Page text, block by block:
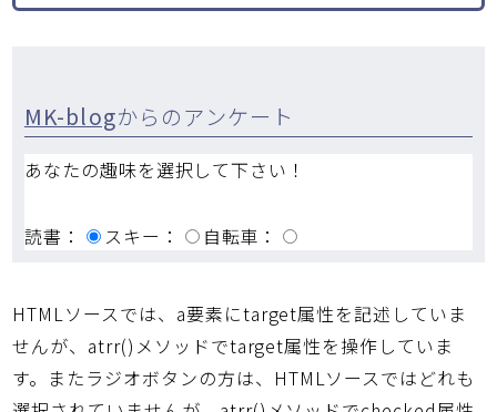
MK-blogからのアンケート
あなたの趣味を選択して下さい！
読書： スキー： 自転車：
HTMLソースでは、a要素にtarget属性を記述していま
せんが、atrr()メソッドでtarget属性を操作していま
す。またラジオボタンの方は、HTMLソースではどれも